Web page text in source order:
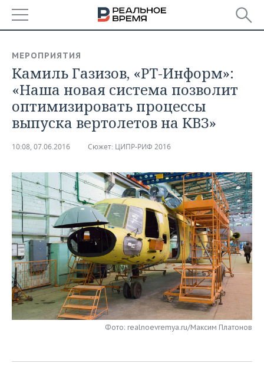
БАШКОРТОСТАН
ТАТАРСТАН
УДМУРТИЯ
НОВОСТИ
АНАЛИТИКА
НОВОСТИ АНАЛИТИКИ
ДЕКЛАРАЦИИ О ДОХОДАХ
КОРОЛИ ГОСЗАКАЗА ПФО
ВУЗЫ ТАТАРСТАНА
КОМУ ПРИНАДЛЕЖАТ
ТОРГОВЫЕ ЦЕНТРЫ
ТАТАРСТАНА
ЭКОНОМИКА
НОВОСТИ ЭКОНОМИКИ
ФИНАНСЫ
БАНКИ
БЮДЖЕТ
ИНВЕСТИЦИИ
ПРОМЫШЛЕННОСТЬ
НОВОСТИ
ПРОМЫШЛЕННОСТИ
АГРОПРОМ
МАШИНОСТРОЕНИЕ
НЕФТЕХИМИЯ
НЕФТЬ
ОПК
НЕДВИЖИМОСТЬ
НОВОСТИ НЕДВИЖИМОСТИ
АВТО
НОВОСТИ АВТО
БИЗНЕС
НОВОСТИ БИЗНЕСА
РОЗНИЧНАЯ ТОРГОВЛЯ
ТРАНСПОРТ
ТЕХНОЛОГИИ
НОВОСТИ ТЕХНОЛОГИЙ
IT
МЕРОПРИЯТИЯ
НОВОСТИ МЕРОПРИЯТИЙ
СПОРТ
МЕРОПРИЯТИЯ
Камиль Газизов, «РТ-Информ»:
«Наша новая система позволит
оптимизировать процессы
выпуска вертолетов на КВЗ»
10:08, 07.06.2016 Сюжет: ЦИПР-РИФ 2016
Фото: realnoevremya.ru/Максим Платонов